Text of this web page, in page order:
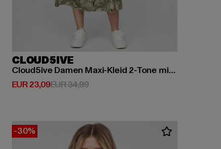
CLOUD5IVE
Cloud5ive Damen Maxi-Kleid 2-Tone mit Palmen Print
EUR 23,09
Derzeitiger Preis: EUR 23,09
EUR 34,99Aktionspreis: EUR 34,99
-30%